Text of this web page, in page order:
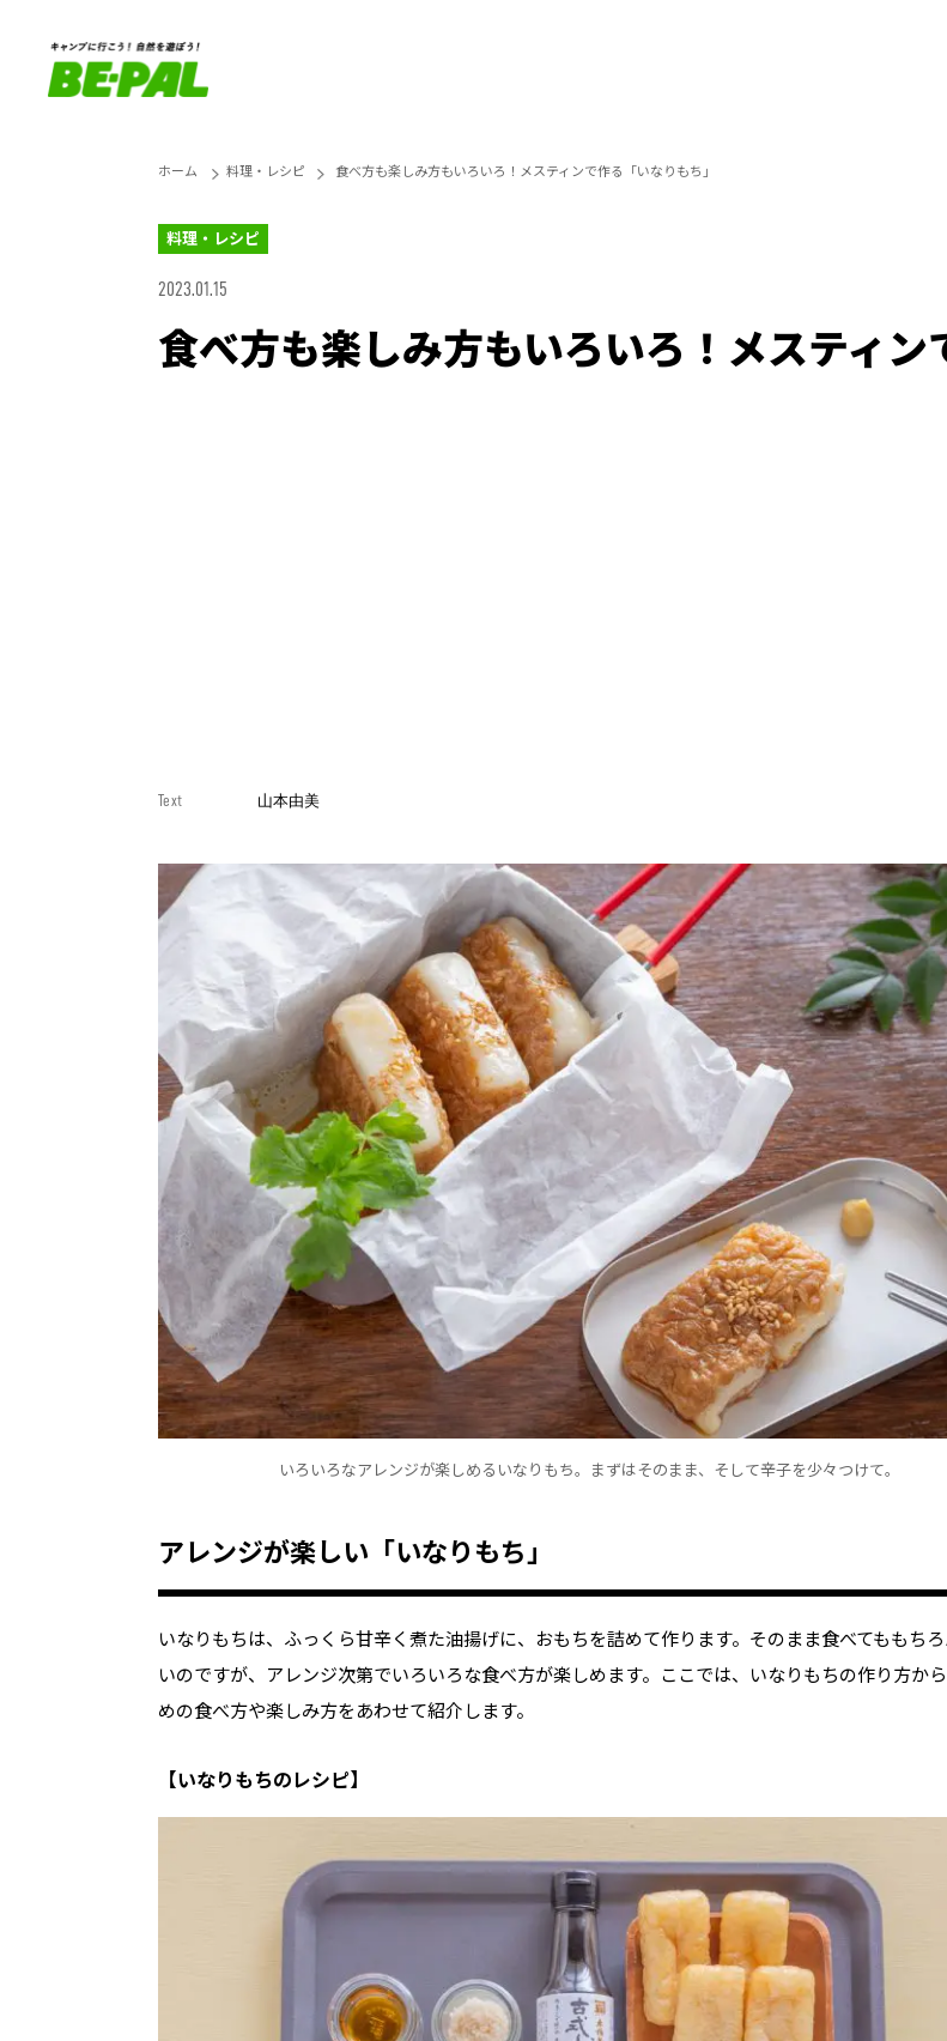
ホーム 料理・レシピ 食べ方も楽しみ方もいろいろ！メスティンで作る「いなりもち」
料理・レシピ
2023.01.15
食べ方も楽しみ方もいろいろ！メスティン
Text 山本由美
いろいろなアレンジが楽しめるいなりもち。まずはそのまま、そして辛子を少々つけて。
アレンジが楽しい「いなりもち」
いなりもちは、ふっくら甘辛く煮た油揚げに、おもちを詰めて作ります。そのまま食べてももち
いのですが、アレンジ次第でいろいろな食べ方が楽しめます。ここでは、いなりもちの作り方か
めの食べ方や楽しみ方をあわせて紹介します。
【いなりもちのレシピ】